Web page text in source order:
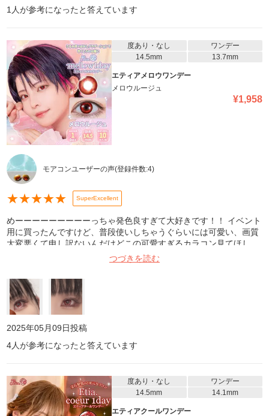
1 人が参考になったと答えています
度あり・なし
ワンデー
14.5mm
13.7mm
エティアメロウワンデー
メロウルージュ
¥1,958
モアコンユーザーの声(登録件数:4)
★★★★★ SuperExcellent
めーーーーーーーーーっちゃ発色良すぎて大好きです！！ イベント
用に買ったんですけど、普段使いしちゃうぐらいには可愛い、画質
大変悪くて申し訳ないんだけどこの可愛すぎるカラコン見てほし
い、、。 裏表逆に入ってたりするけど色で判断できるし良いかな。
乾いてゴロゴロしたりズレることもほぼないし、目薬もあまり使わ
なくて良いから楽！でした！これはリピしたｰｰｰｰｰｰｰｰｰｰｯい‼️‼️
つづきを読む
2025年05月09日投稿
4人が参考になったと答えています
度あり・なし
ワンデー
14.5mm
14.1mm
エティアクールワンデー